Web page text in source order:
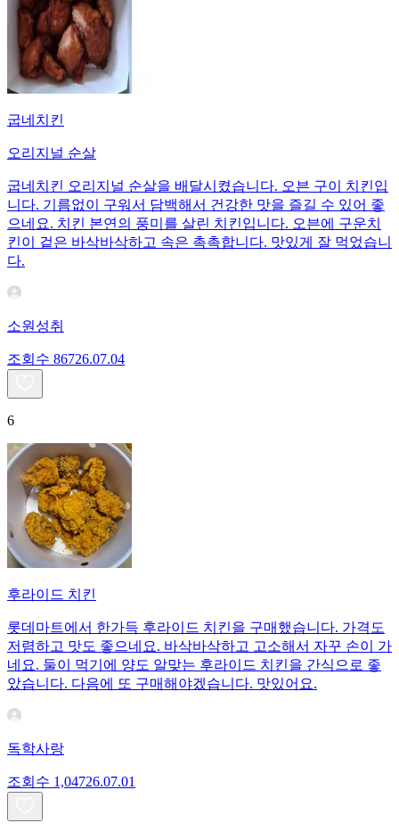
굽네치킨
오리지널 순살
굽네치킨 오리지널 순살을 배달시켰습니다. 오븐 구이 치킨입
니다. 기름없이 구워서 담백해서 건강한 맛을 즐길 수 있어 좋
으네요. 치킨 본연의 풍미를 살린 치킨입니다. 오븐에 구운치
킨이 겉은 바삭바삭하고 속은 촉촉합니다. 맛있게 잘 먹었습니
다.
소원성취
조회수 86726.07.04
6
후라이드 치킨
롯데마트에서 한가득 후라이드 치킨을 구매했습니다. 가격도
저렴하고 맛도 좋으네요. 바삭바삭하고 고소해서 자꾸 손이 가
네요. 둘이 먹기에 양도 알맞는 후라이드 치킨을 간식으로 좋
았습니다. 다음에 또 구매해야겠습니다. 맛있어요.
독학사랑
조회수 1,04726.07.01